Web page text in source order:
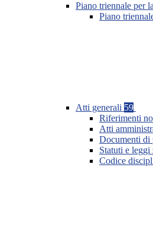
Piano triennale per
Piano
Atti generali 59
Riferimenti
Atti
Documenti di
Statuti e leggi
Codice